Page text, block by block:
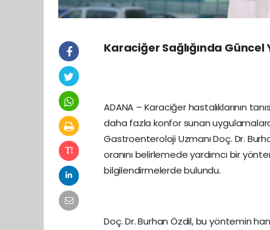
Karaciğer Sağlığında
ADANA – Karaciğer hastalıklarının
daha fazla konfor sunan
Gastroenteroloji Uzmanı Doç. Dr.
oranını belirlemede yardımcı bir
bilgilendirmelerde bulundu.
Doç. Dr. Burhan Özdil, bu yöntemin